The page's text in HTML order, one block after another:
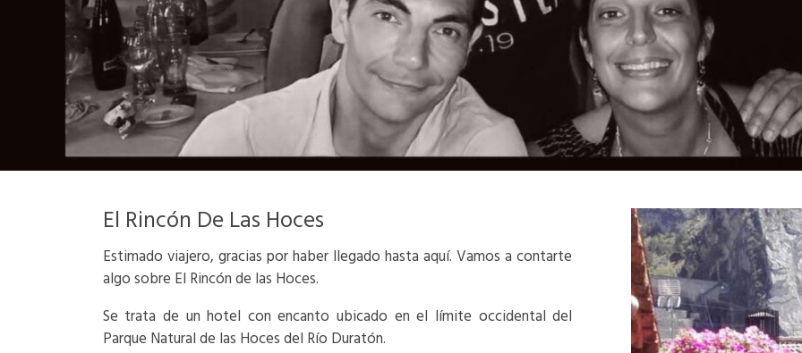
El Rincón De Las Hoces
Estimado viajero, gracias por haber llegado hasta aquí. Vamos a contarte
algo sobre El Rincón de las Hoces.
Se trata de un hotel con encanto ubicado en el límite occidental del
Parque Natural de las Hoces del Río Duratón.